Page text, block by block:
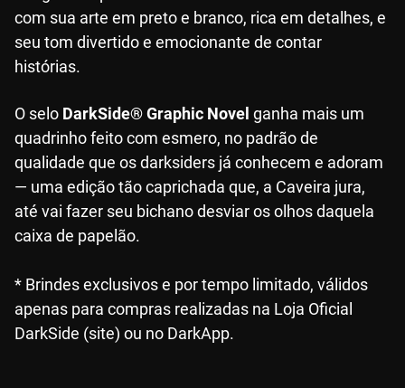
com sua arte em preto e branco, rica em detalhes, e
seu tom divertido e emocionante de contar
histórias.
O selo DarkSide® Graphic Novel ganha mais um
quadrinho feito com esmero, no padrão de
qualidade que os darksiders já conhecem e adoram
— uma edição tão caprichada que, a Caveira jura,
até vai fazer seu bichano desviar os olhos daquela
caixa de papelão.
* Brindes exclusivos e por tempo limitado, válidos
apenas para compras realizadas na Loja Oficial
DarkSide (site) ou no DarkApp.